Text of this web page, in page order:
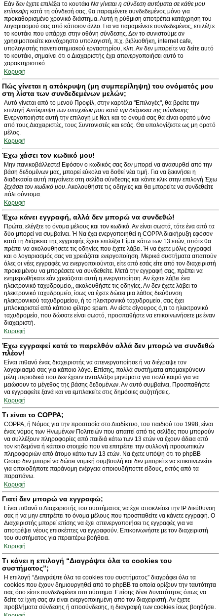
Εάν δεν έχετε επιλέξει το κουτάκι Να γίνεται η σύνδεση αυτόματα σε κάθε μου
επίσκεψη κατά τη σύνδεσή σας, θα παραμένετε συνδεδεμένος μόνο για
προκαθορισμένο χρονικό διάστημα. Αυτή η ρύθμιση αποτρέπει κατάχρηση του
λογαριασμού σας από κάποιον άλλο. Για να παραμείνετε συνδεδεμένος, επιλέξτε
το κουτάκι που υπάρχει στην οθόνη σύνδεσης. Δεν το συνιστούμε αν
χρησιμοποιείτε κοινόχρηστο υπολογιστή, π.χ. βιβλιοθήκη, internet cafe,
υπολογιστής πανεπιστημιακού εργαστηρίου, κλπ. Αν δεν μπορείτε να δείτε αυτό
το κουτάκι, σημαίνει ότι ο Διαχειριστής έχει απενεργοποιήσει αυτό το
χαρακτηριστικό.
Κορυφή
Πώς γίνεται η απόκρυψη (μη συμπερίληψη) του ονόματός μου
στη λίστα των συνδεδεμένων μελών;
Αυτό γίνεται από το μενού Προφίλ, στην καρτέλα "Επιλογές", θα βρείτε την
επιλογήΑπόκρυψη των στοιχείων μου κατά την διάρκεια της σύνδεσης.
Ενεργοποιήστε αυτή την επιλογή με Ναι και το όνομά σας θα είναι ορατό μόνο
από τους Διαχειριστές, τους Συντονιστές και εσάς. Θα υπολογίζεστε ως μη ορατό
μέλος.
Κορυφή
Έχω χάσει τον κωδικό μου!
Μην πανικοβάλλεστε! Εφόσον ο κωδικός σας δεν μπορεί να ανασυρθεί από την
βάση δεδομένων μας, μπορεί εύκολα να δοθεί νέα τιμή. Για να ξεκινήσει η
διαδικασία αυτή πηγαίνετε στη σελίδα σύνδεσης και κάντε κλικ στην επιλογή Έχω
ξεχάσει τον κωδικό μου. Ακολουθήστε τις οδηγίες και θα μπορείτε να συνδεθείτε
πάλι σύντομα.
Κορυφή
Έχω κάνει εγγραφή, αλλά δεν μπορώ να συνδεθώ!
Πρώτα, ελέγξτε το όνομα μέλους και τον κωδικό. Αν είναι σωστά, τότε ένα από τα
δύο μπορεί να συμβαίνει. Ή Να έχει ενεργοποιηθεί η COPPA διακήρυξη εφόσον
κατά τη διάρκεια της εγγραφής έχετε επιλέξει Είμαι κάτω των 13 ετών, οπότε θα
πρέπει να ακολουθήσετε τις οδηγίες που έχετε λάβει. Ή να έχετε μόλις εγγραφεί
και ο λογαριασμός σας να χρειάζεται ενεργοποίηση. Μερικά συστήματα απαιτούν
όλες οι νέες εγγραφές να ενεργοποιούνται, είτε από εσάς είτε από τον διαχειριστή
προκειμένου να μπορέσετε να συνδεθείτε. Μετά την εγγραφή σας, πρέπει να
ενημερωθήκατε εάν χρειάζεται αυτή η ενεργοποίηση. Αν έχετε λάβει ένα
ηλεκτρονικό ταχυδρομείο,, ακολουθήστε τις οδηγίες. Αν δεν έχετε λάβει το
ηλεκτρονικό ταχυδρομείο, ίσως να έχετε δώσει μια λάθος διεύθυνση
ηλεκτρονικού ταχυδρομείου, ή το ηλεκτρονικό ταχυδρομείο, σας έχει
μπλοκαριστεί από κάποιο φίλτρο spam. Αν είστε σίγουρος ό,τι το ηλεκτρονικό
ταχυδρομείο, που δώσατε είναι σωστό, προσπαθήστε να επικοινωνήσετε με έναν
διαχειριστή.
Κορυφή
Έχω εγγραφεί κατά το παρελθόν αλλά δεν μπορώ να συνδεθώ
πλέον!
Είναι πιθανό ένας διαχειριστής να απενεργοποίησε ή να διέγραψε τον
λογαριασμό σας για κάποιο λόγο. Επίσης, πολλά συστήματα απομακρύνουν
μέλη περιοδικά που δεν έχουν ανταλλάξει μηνύματα για πολύ καιρό για να
μειώσουν το μέγεθος της βάσης δεδομένων. Αν αυτό συμβαίνει, Προσπαθήστε
να εγγραφείτε ξανά και να εμπλακείτε στις δημόσιες συζητήσεις.
Κορυφή
Τι είναι το COPPA;
COPPA, ή Νόμος για την προστασία στο Διαδίκτυο, του παιδιού του 1998, είναι
ένας νόμος των Ηνωμένων Πολιτειών που απαιτεί από τις σελίδες που μπορούν
να συλλέξουν πληροφορίες από παιδιά κάτω των 13 ετών να έχουν άδεια από
τον κηδεμόνα ή κάποιο στοιχείο που να επιτρέπει την συλλογή προσωπικών
πληροφοριών από άτομο κάτω των 13 ετών. Να έχετε υπόψη ότι το phpBB
Group δεν μπορεί να δώσει νομική συμβουλή και δεν μπορείτε να επικοινωνείτε
για οποιοδήποτε παράνομη ενέργεια οποιουδήποττε είδους, εκτός από τα
παραπάνω.
Κορυφή
Γιατί δεν μπορώ να εγγραφώ;
Είναι πιθανό ο Διαχειριστής του συστήματος να έχει αποκλείσει την IP διεύθυνση
σας ή να μην επιτρέπει το όνομα μέλους που προσπαθείτε να κάνετε εγγραφή. Ο
Διαχειριστής μπορεί επίσης να έχει απενεργοποιήσει τις εγγραφές για να
αποτρέψει νέους επισκέπτες να εγγραφούν. Επικοινωνήστε με τον διαχειριστή
του συστήματος για περαιτέρω βοήθεια.
Κορυφή
Τι κάνει η επιλογή “Διαγράψτε όλα τα cookies του
συστήματος”;
Η επιλογή “Διαγράψτε όλα τα cookies του συστήματος” διαγράφει όλα τα
cookies που έχουν δημιουργηθεί από το phpBB τα οποία ορίζουν την ταυτότητα
σας όσο είστε συνδεδεμένοι στο σύστημα. Επίσης δίνει δυνατότητες όπως να
δείτε τα ίχνη σας αν είναι ενεργοποιημένη από τον διαχειριστή. Αν έχετε
προβλήματα σύνδεσης ή αποσύνδεσης, η διαγραφή των cookies ίσως βοηθήσει.